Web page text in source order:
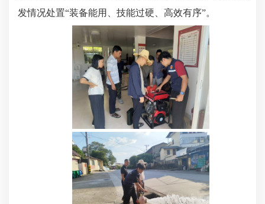
发情况处置“装备能用、技能过硬、高效有序”。